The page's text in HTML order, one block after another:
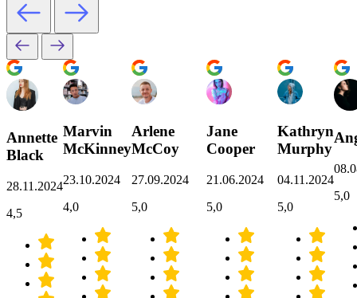
Annette
Black
28.11.2024
4,5
Marvin
McKinney
23.10.2024
4,0
Arlene
McCoy
27.09.2024
5,0
Jane
Cooper
21.06.2024
5,0
Kathryn
Murphy
04.11.2024
5,0
5,0